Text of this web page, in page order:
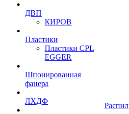
ДВП
КИРОВ
Пластики
Пластики CPL
EGGER
Шпонированная
фанера
ЛХДФ
Распил